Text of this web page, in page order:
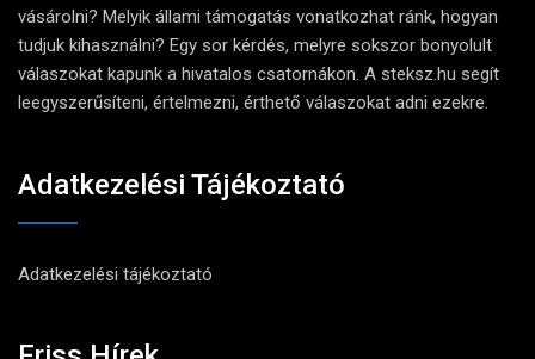
vásárolni? Melyik állami támogatás vonatkozhat ránk, hogyan
tudjuk kihasználni? Egy sor kérdés, melyre sokszor bonyolult
válaszokat kapunk a hivatalos csatornákon. A steksz.hu segít
leegyszerűsíteni, értelmezni, érthető válaszokat adni ezekre.
Adatkezelési Tájékoztató
Adatkezelési tájékoztató